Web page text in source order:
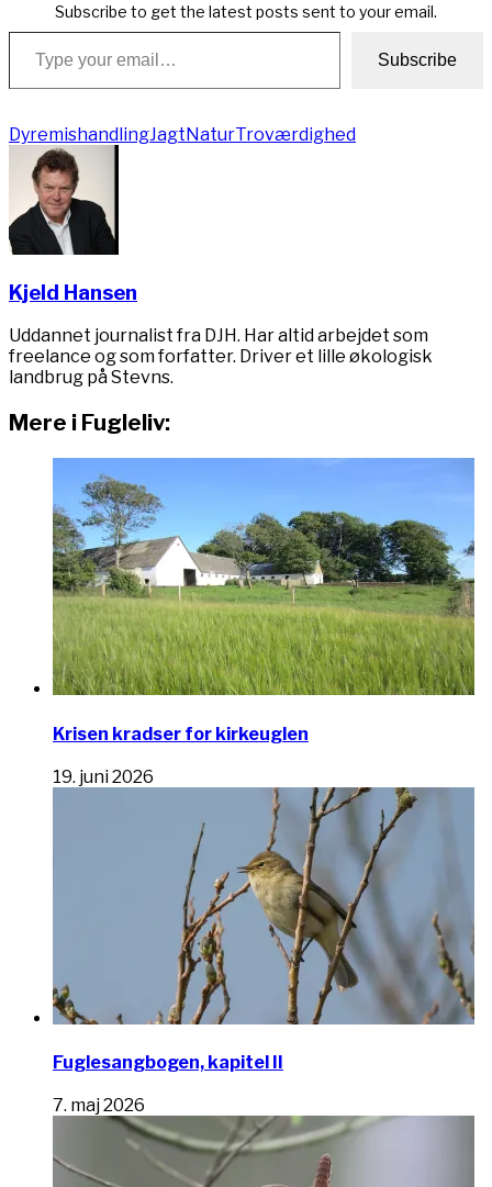
Subscribe to get the latest posts sent to your email.
Type your email…
Subscribe
DyremishandlingJagtNaturTroværdighed
Kjeld Hansen
Uddannet journalist fra DJH. Har altid arbejdet som
freelance og som forfatter. Driver et lille økologisk
landbrug på Stevns.
Mere i Fugleliv:
Krisen kradser for kirkeuglen
19. juni 2026
Fuglesangbogen, kapitel II
7. maj 2026